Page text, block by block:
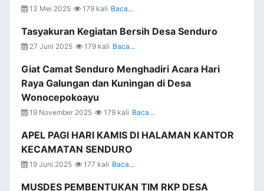
13 Mei 2025 179 kali Baca...
Tasyakuran Kegiatan Bersih Desa Senduro
27 Juni 2025 179 kali Baca...
Giat Camat Senduro Menghadiri Acara Hari
Raya Galungan dan Kuningan di Desa
Wonocepokoayu
19 November 2025 179 kali Baca...
APEL PAGI HARI KAMIS DI HALAMAN KANTOR
KECAMATAN SENDURO
19 Juni 2025 177 kali Baca...
MUSDES PEMBENTUKAN TIM RKP DESA